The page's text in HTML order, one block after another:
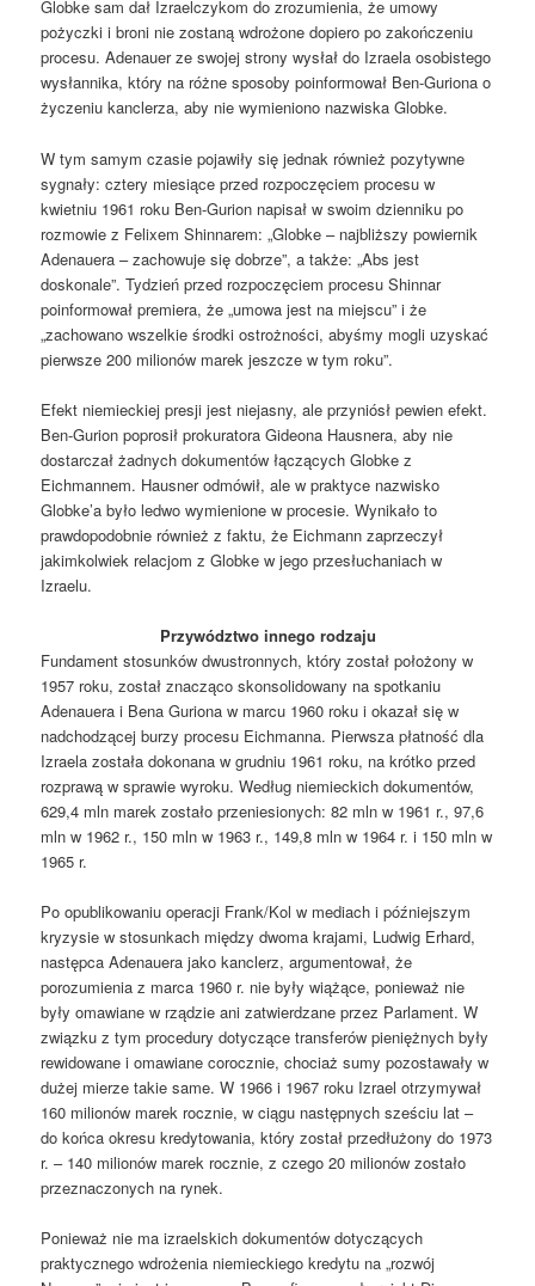
Globke sam dał Izraelczykom do zrozumienia, że umowy
pożyczki i broni nie zostaną wdrożone dopiero po zakończeniu
procesu. Adenauer ze swojej strony wysłał do Izraela osobistego
wysłannika, który na różne sposoby poinformował Ben-Guriona o
życzeniu kanclerza, aby nie wymieniono nazwiska Globke.
W tym samym czasie pojawiły się jednak również pozytywne
sygnały: cztery miesiące przed rozpoczęciem procesu w
kwietniu 1961 roku Ben-Gurion napisał w swoim dzienniku po
rozmowie z Felixem Shinnarem: „Globke – najbliższy powiernik
Adenauera – zachowuje się dobrze”, a także: „Abs jest
doskonale”. Tydzień przed rozpoczęciem procesu Shinnar
poinformował premiera, że „umowa jest na miejscu” i że
„zachowano wszelkie środki ostrożności, abyśmy mogli uzyskać
pierwsze 200 milionów marek jeszcze w tym roku”.
Efekt niemieckiej presji jest niejasny, ale przyniósł pewien efekt.
Ben-Gurion poprosił prokuratora Gideona Hausnera, aby nie
dostarczał żadnych dokumentów łączących Globke z
Eichmannem. Hausner odmówił, ale w praktyce nazwisko
Globke’a było ledwo wymienione w procesie. Wynikało to
prawdopodobnie również z faktu, że Eichmann zaprzeczył
jakimkolwiek relacjom z Globke w jego przesłuchaniach w
Izraelu.
Przywództwo innego rodzaju
Fundament stosunków dwustronnych, który został położony w
1957 roku, został znacząco skonsolidowany na spotkaniu
Adenauera i Bena Guriona w marcu 1960 roku i okazał się w
nadchodzącej burzy procesu Eichmanna. Pierwsza płatność dla
Izraela została dokonana w grudniu 1961 roku, na krótko przed
rozprawą w sprawie wyroku. Według niemieckich dokumentów,
629,4 mln marek zostało przeniesionych: 82 mln w 1961 r., 97,6
mln w 1962 r., 150 mln w 1963 r., 149,8 mln w 1964 r. i 150 mln w
1965 r.
Po opublikowaniu operacji Frank/Kol w mediach i późniejszym
kryzysie w stosunkach między dwoma krajami, Ludwig Erhard,
następca Adenauera jako kanclerz, argumentował, że
porozumienia z marca 1960 r. nie były wiążące, ponieważ nie
były omawiane w rządzie ani zatwierdzane przez Parlament. W
związku z tym procedury dotyczące transferów pieniężnych były
rewidowane i omawiane corocznie, chociaż sumy pozostawały w
dużej mierze takie same. W 1966 i 1967 roku Izrael otrzymywał
160 milionów marek rocznie, w ciągu następnych sześciu lat –
do końca okresu kredytowania, który został przedłużony do 1973
r. – 140 milionów marek rocznie, z czego 20 milionów zostało
przeznaczonych na rynek.
Ponieważ nie ma izraelskich dokumentów dotyczących
praktycznego wdrożenia niemieckiego kredytu na „rozwój